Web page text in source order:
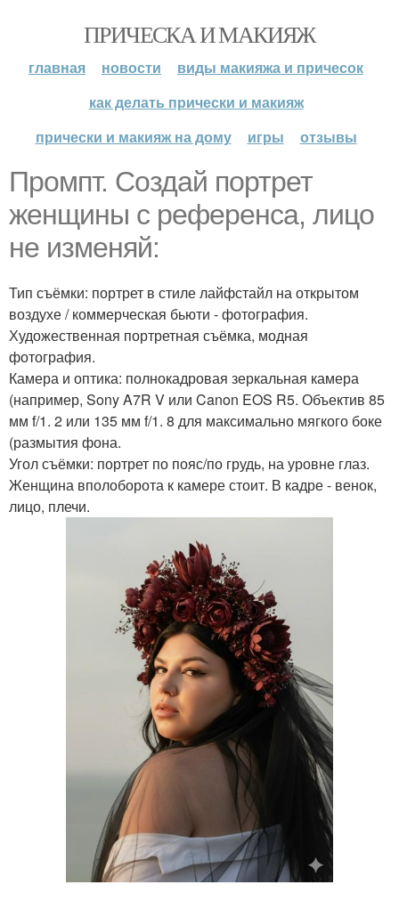
ПРИЧЕСКА И МАКИЯЖ
главная новости
виды макияжа и причесок
как делать прически и макияж
прически и макияж на дому
игры отзывы
Промпт. Создай портрет
женщины с референса, лицо
не изменяй:
Тип съёмки: портрет в стиле лайфстайл на открытом
воздухе / коммерческая бьюти - фотография.
Художественная портретная съёмка, модная
фотография.
Камера и оптика: полнокадровая зеркальная камера
(например, Sony A7R V или Canon EOS R5. Объектив 85
мм f/1. 2 или 135 мм f/1. 8 для максимально мягкого боке
(размытия фона.
Угол съёмки: портрет по пояс/по грудь, на уровне глаз.
Женщина вполоборота к камере стоит. В кадре - венок,
лицо, плечи.